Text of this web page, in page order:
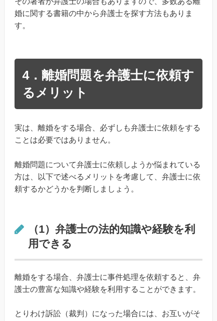
婚に関する書籍の中から弁護士を探す方法もありま
す。
4．離婚問題を弁護士に依頼す
るメリット
実は、離婚をする場合、必ずしも弁護士に依頼をする
ことは必要ではありません。
離婚問題について弁護士に依頼しようか悩まれている
方は、以下で述べるメリットを考慮して、弁護士に依
頼するかどうかを判断しましょう。
（1）弁護士の法的知識や経験を利
用できる
離婚をする場合、弁護士に事件処理を依頼すると、弁
護士の豊富な知識や経験を利用することができます。
とりわけ訴訟（裁判）になった場合には、お互いがそ